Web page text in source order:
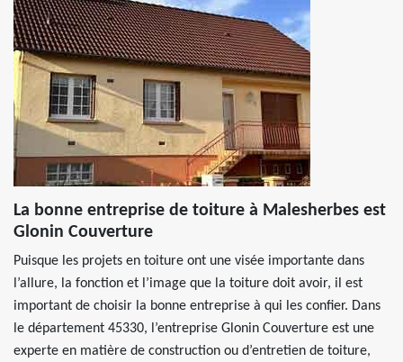
La bonne entreprise de toiture à Malesherbes est
Glonin Couverture
Puisque les projets en toiture ont une visée importante dans
l’allure, la fonction et l’image que la toiture doit avoir, il est
important de choisir la bonne entreprise à qui les confier. Dans
le département 45330, l’entreprise Glonin Couverture est une
experte en matière de construction ou d’entretien de toiture,